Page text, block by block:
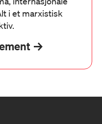
i et marxistisk